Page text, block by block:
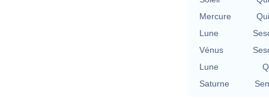
Mercure
Lune
Vénus
Lune
Saturne